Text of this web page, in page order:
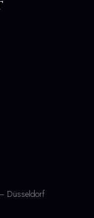
Düsseldorf